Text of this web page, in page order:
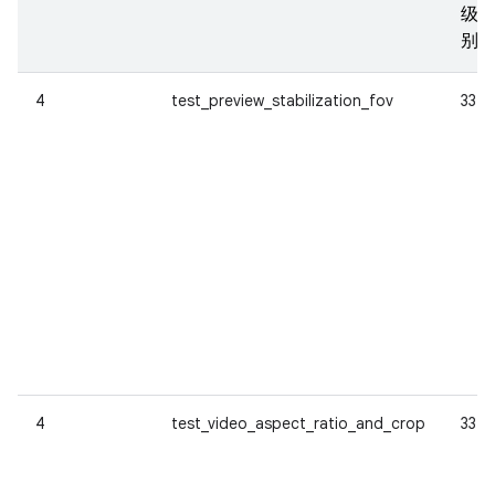
级
别
4 test_preview_stabilization_fov 33
4 test_video_aspect_ratio_and_crop 33